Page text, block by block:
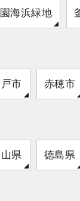
海浜緑地
市 赤穂市
県 徳島県